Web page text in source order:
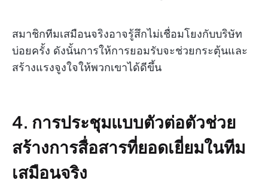
สมาชิกทีมเสมือนจริงอาจรู้สึกไม่เชื่อมโยงกับบริษัท
บ่อยครั้ง ดังนั้นการให้การยอมรับจะช่วยกระตุ้นและ
สร้างแรงจูงใจให้พวกเขาได้ดีขึ้น
4. การประชุมแบบตัวต่อตัวช่วย
สร้างการสื่อสารที่ยอดเยี่ยมในทีม
เสมือนจริง